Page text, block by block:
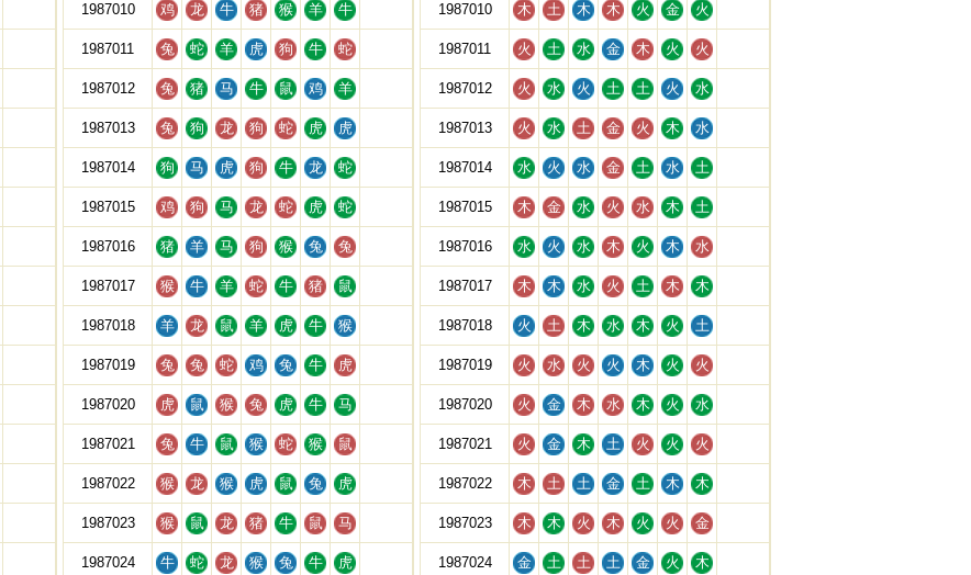
1987010 鸡 龙 牛 猪 猴 羊 牛
1987011 兔 蛇 羊 虎 狗 牛 蛇
1987012 兔 猪 马 牛 鼠 鸡 羊
1987013 兔 狗 龙 狗 蛇 虎 虎
1987014 狗 马 虎 狗 牛 龙 蛇
1987015 鸡 狗 马 龙 蛇 虎 蛇
1987016 猪 羊 马 狗 猴 兔 兔
1987017 猴 牛 羊 蛇 牛 猪 鼠
1987018 羊 龙 鼠 羊 虎 牛 猴
1987019 兔 兔 蛇 鸡 兔 牛 虎
1987020 虎 鼠 猴 兔 虎 牛 马
1987021 兔 牛 鼠 猴 蛇 猴 鼠
1987022 猴 龙 猴 虎 鼠 兔 虎
1987023 猴 鼠 龙 猪 牛 鼠 马
1987024 牛 蛇 龙 猴 兔 牛 虎
1987010 木 土 木 木 火 金 火
1987011 火 土 水 金 木 火 火
1987012 火 水 火 土 土 火 水
1987013 火 水 土 金 火 木 水
1987014 水 火 水 金 土 水 土
1987015 木 金 水 火 水 木 土
1987016 水 火 水 木 火 木 水
1987017 木 木 水 火 土 木 木
1987018 火 土 木 水 木 火 土
1987019 火 水 火 火 木 火 火
1987020 火 金 木 水 木 火 水
1987021 火 金 木 土 火 火 火
1987022 木 土 土 金 土 木 木
1987023 木 木 火 木 火 火 金
1987024 金 土 土 土 金 火 木